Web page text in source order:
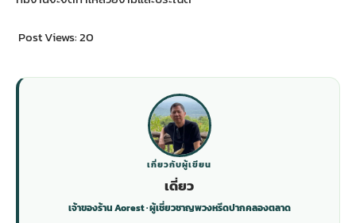
Post Views:20
เกี่ยวกับผู้เขียน
เดี่ยว
เจ้าของร้าน Aorest · ผู้เชี่ยวชาญพวงหรีดปากคลองตลาด